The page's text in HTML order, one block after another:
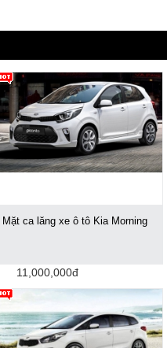
Mặt ca lăng xe ô tô Kia Morning
11,000,000đ